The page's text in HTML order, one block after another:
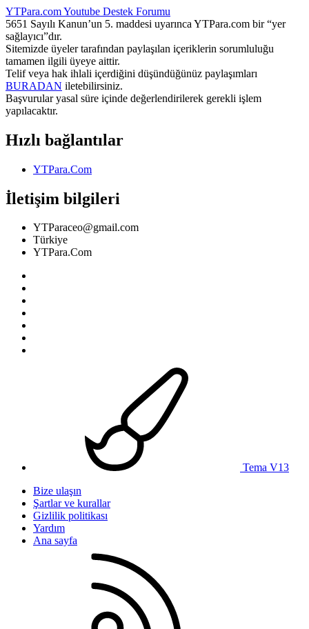
YTPara.comYoutube Destek Forumu
5651 Sayılı Kanun’un 5. maddesi uyarınca YTPara.com bir “yer
sağlayıcı”dır.
Sitemizde üyeler tarafından paylaşılan içeriklerin sorumluluğu
tamamen ilgili üyeye aittir.
Telif veya hak ihlali içerdiğini düşündüğünüz paylaşımları
BURADAN iletebilirsiniz.
Başvurular yasal süre içinde değerlendirilerek gerekli işlem
yapılacaktır.
Hızlı bağlantılar
YTPara.Com
İletişim bilgileri
YTParaceo@gmail.com
Türkiye
YTPara.Com
Tema V13
Bize ulaşın
Şartlar ve kurallar
Gizlilik politikası
Yardım
Ana sayfa